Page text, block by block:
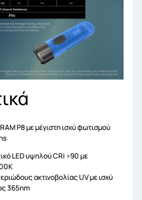
P8 με μέγιστη ισχύ φωτισμού
LED υψηλού CRi >90 με
ακτινοβολίας UV με ισχύ
365nm